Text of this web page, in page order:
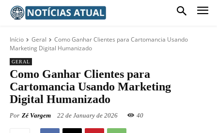
Início Geral
Como Ganhar Clientes para Cartomancia Usando
Marketing Digital Humanizado
GERAL
Como Ganhar Clientes para
Cartomancia Usando Marketing
Digital Humanizado
Por Zé Vargem 22 de January de 2026 40